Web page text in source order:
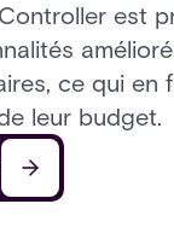
est
ce qui en
leur budget.